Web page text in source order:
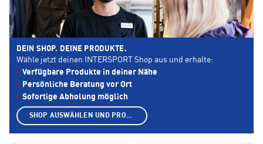
DEIN SHOP. DEINE PRODUKTE.
Wähle jetzt deinen INTERSPORT Shop aus und erhalte:
Verfügbare Produkte in deiner Nähe
Persönliche Beratung vor Ort
Sofortige Abholung möglich
SHOP AUSWÄHLEN UND PRODUKTE ANZEIGEN